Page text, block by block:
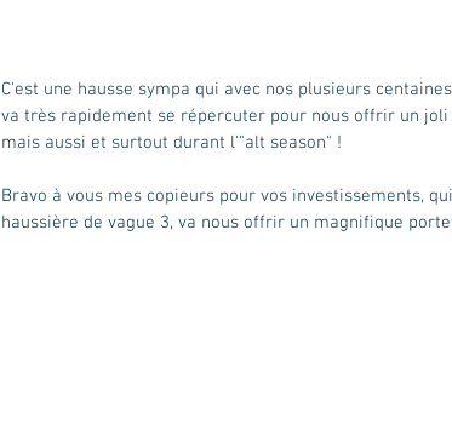
C'est une hausse sympa qui avec nos plusieurs
va très rapidement se répercuter pour nous offrir un
mais aussi et surtout durant l'"alt season" !
Bravo à vous mes copieurs pour vos investissements,
haussière de vague 3, va nous offrir un magnifique